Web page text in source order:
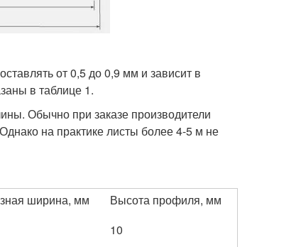
от 0,5 до 0,9 мм и зависит в
в таблице 1.
Обычно при заказе производители
на практике листы более 4-5 м не
ширина, мм
Высота профиля, мм
10